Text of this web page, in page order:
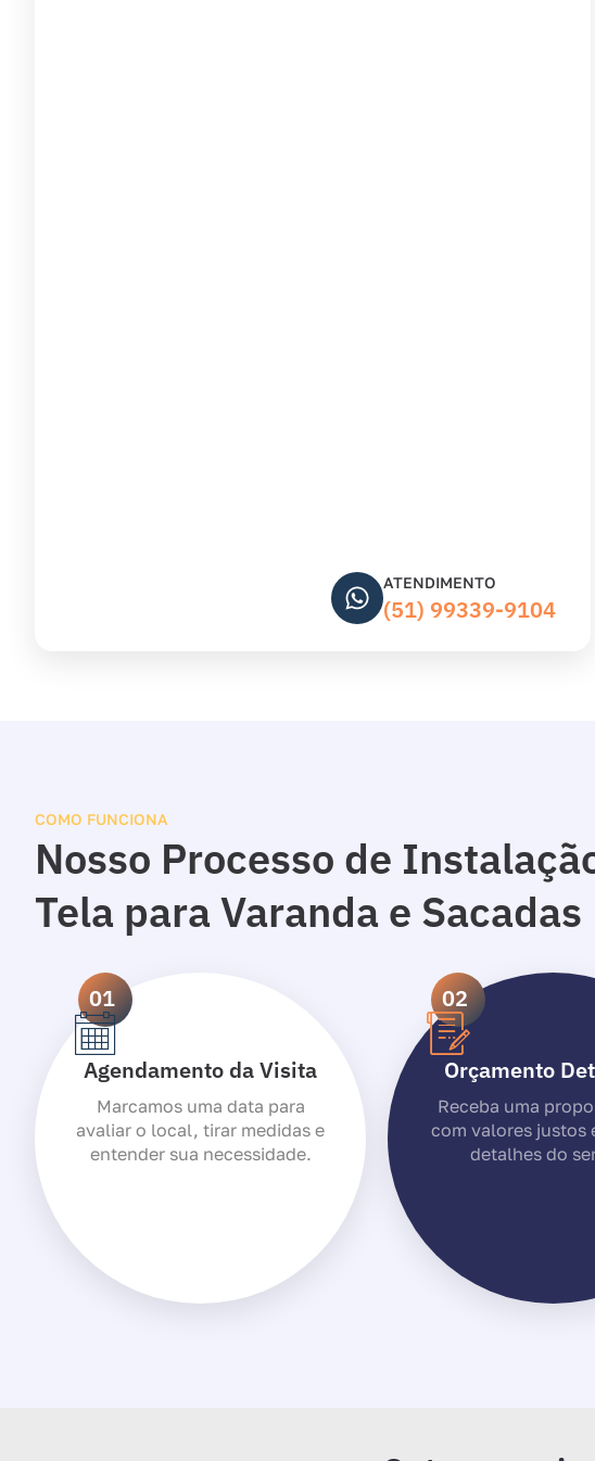
ATENDIMENTO
(51) 99339-9104
COMO FUNCIONA
Nosso Processo de
Tela para Varanda e Sacadas
01
Agendamento da Visita
Marcamos uma data para
avaliar o local, tirar medidas e
entender sua necessidade.
02
Orçamento
Receba uma
com valores justos
detalhes do